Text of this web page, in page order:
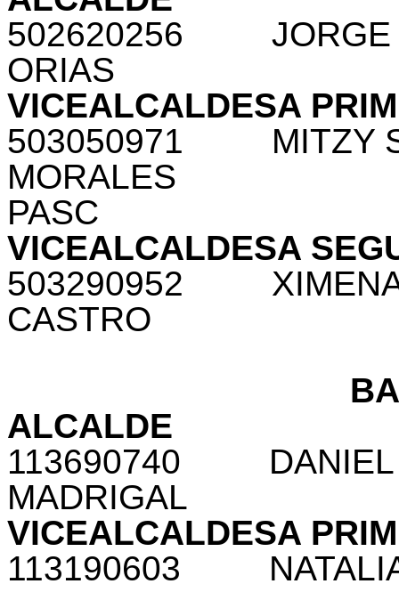
502620256
ORIAS
VICEALCALDESA
503050971
MITZY
MORALES
PASC
VICEALCALDESA
503290952
CASTRO
ALCALDE
113690740
MADRIGAL
VICEALCALDESA
113190603